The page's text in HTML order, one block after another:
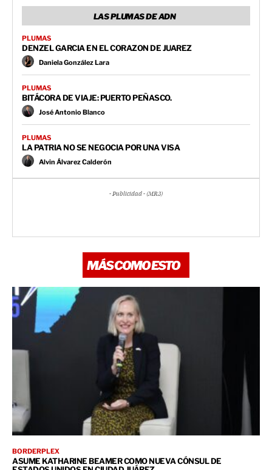
LAS PLUMAS DE ADN
PLUMAS
DENZEL GARCIA EN EL CORAZON DE JUAREZ
Daniela González Lara
PLUMAS
BITÁCORA DE VIAJE: PUERTO PEÑASCO.
José Antonio Blanco
PLUMAS
LA PATRIA NO SE NEGOCIA POR UNA VISA
Alvin Álvarez Calderón
- Publicidad - (MR3)
MÁS COMO ESTO
BORDERPLEX
ASUME KATHARINE BEAMER COMO NUEVA CÓNSUL DE